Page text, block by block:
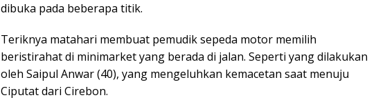
dibuka pada beberapa titik.
Teriknya matahari membuat pemudik sepeda motor memilih
beristirahat di minimarket yang berada di jalan. Seperti yang dilakukan
oleh Saipul Anwar (40), yang mengeluhkan kemacetan saat menuju
Ciputat dari Cirebon.